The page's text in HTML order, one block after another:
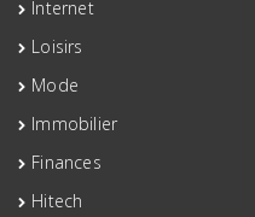
Internet
Loisirs
Mode
Immobilier
Finances
Hitech